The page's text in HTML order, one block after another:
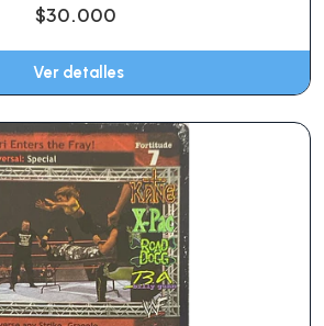
$30.000
Ver detalles